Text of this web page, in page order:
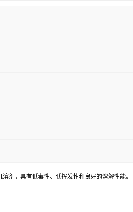
剂，具有低毒性、低挥发性和良好的溶解性能。